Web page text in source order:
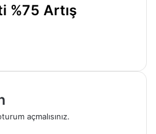
%75 Artış
açmalısınız.